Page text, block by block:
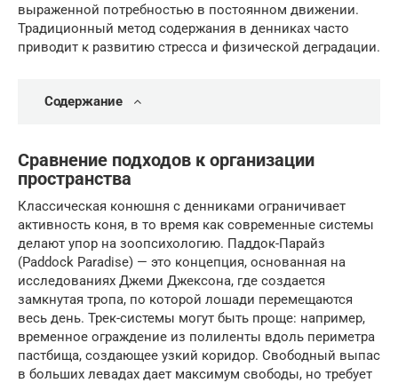
выраженной потребностью в постоянном движении.
Традиционный метод содержания в денниках часто
приводит к развитию стресса и физической деградации.
Содержание
Сравнение подходов к организации
пространства
Классическая конюшня с денниками ограничивает
активность коня, в то время как современные системы
делают упор на зоопсихологию. Паддок-Парайз
(Paddock Paradise) — это концепция, основанная на
исследованиях Джеми Джексона, где создается
замкнутая тропа, по которой лошади перемещаются
весь день. Трек-системы могут быть проще: например,
временное ограждение из полиленты вдоль периметра
пастбища, создающее узкий коридор. Свободный выпас
в больших левадах дает максимум свободы, но требует